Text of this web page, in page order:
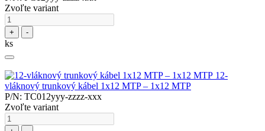
Zvoľte variant
+ -
ks
12-
vláknový trunkový kábel 1x12 MTP – 1x12 MTP
P/N: TC012yyy-zzzz-xxx
Zvoľte variant